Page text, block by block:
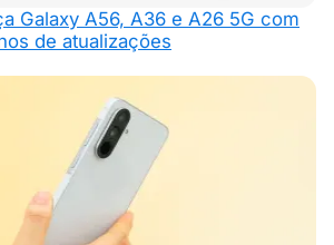
Galaxy A56, A36 e A26 5G com
de atualizações